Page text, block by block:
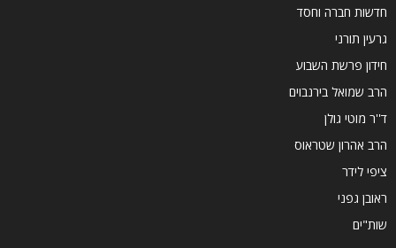
חדשות חברה וחסד
גרעין תורני
חידון פרשת השבוע
הרב שמואל בירנבוים
ד''ר מוטי גולן
הרב אהרון שטראוס
ציפי לידר
ראובן גפני
שות"ים